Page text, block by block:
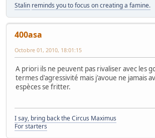
Stalin reminds you to focus on creating a famine.
400asa
Octobre 01, 2010, 18:01:15
A priori ils ne peuvent pas rivaliser avec les
termes d'agressivité mais j'avoue ne jamais
espèces se fritter.
I say, bring back the Circus Maximus
For starters